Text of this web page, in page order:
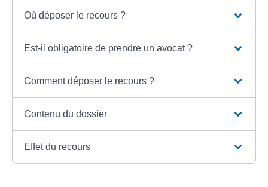
Où déposer le recours ?
Est-il obligatoire de prendre un avocat ?
Comment déposer le recours ?
Contenu du dossier
Effet du recours